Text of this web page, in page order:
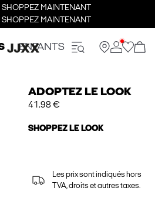
SHOPPEZ MAINTENANT
SHOPPEZ MAINTENANT
ENFANTS
ADOPTEZ LE LOOK
41.98 €
SHOPPEZ LE LOOK
Les prix sont indiqués hors
TVA, droits et autres taxes.